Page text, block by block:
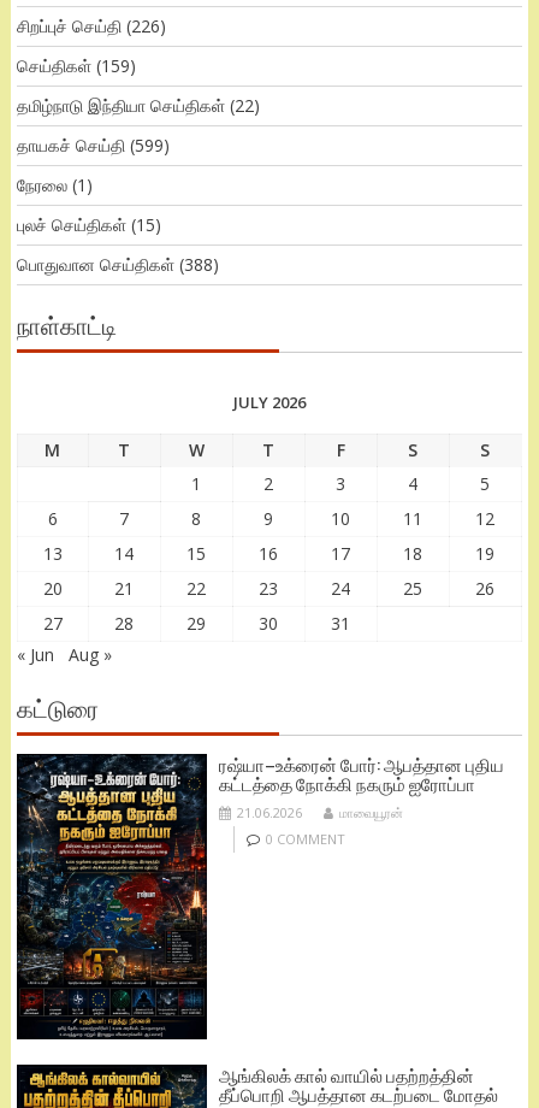
சிறப்புச் செய்தி(226)
செய்திகள்(159)
தமிழ்நாடு இந்தியா செய்திகள்(22)
தாயகச் செய்தி(599)
நேரலை(1)
புலச் செய்திகள்(15)
பொதுவான செய்திகள்(388)
நாள்காட்டி
JULY 2026
M T W T F S
S
1
2 3 4
5
6
7 8 9 10 11
12
13
14 15 16 17 18
19
20
21 22 23 24 25
26
27
28 29 30
31
« Jun
Aug »
கட்டுரை
ரஷ்யா–உக்ரைன் போர்: ஆபத்தான புதிய
கட்டத்தை நோக்கி நகரும் ஐரோப்பா
21.06.2026
மாவையூரன்
0 COMMENT
ஆங்கிலக் கால் வாயில் பதற்றத்தின்
தீப்பொறி ஆபத்தான கடற்படை மோதல்